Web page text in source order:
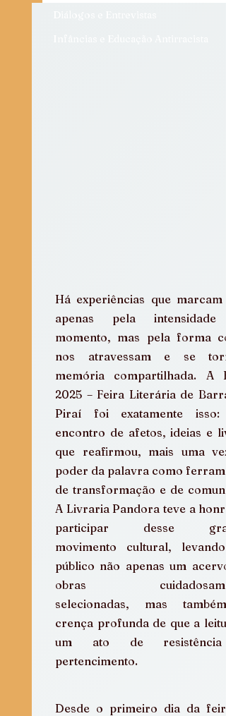
Há experiências que marcam
apenas pela intensidade
momento, mas pela forma
nos atravessam e se
memória compartilhada. A
2025 – Feira Literária de
Piraí foi exatamente isso:
encontro de afetos, ideias e
que reafirmou, mais uma
poder da palavra como
de transformação e de
A Livraria Pandora teve a
participar desse
movimento cultural, levando
público não apenas um
obras
selecionadas, mas
crença profunda de que a
um ato de
pertencimento.
Desde o primeiro dia da